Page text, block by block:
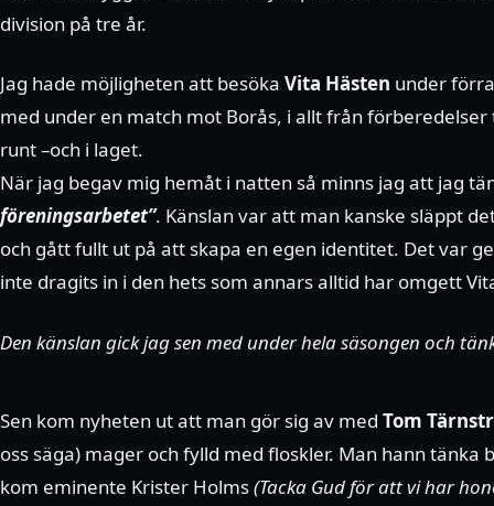
division på tre år.
Jag hade möjligheten att besöka Vita Hästen under
med under en match mot Borås, i allt från
runt –och i laget.
När jag begav mig hemåt i natten så minns jag att jag
föreningsarbetet”. Känslan var att man kanske släppt
och gått fullt ut på att skapa en egen identitet. Det var
inte dragits in i den hets som annars alltid har omgett
Den känslan gick jag sen med under hela säsongen och
Sen kom nyheten ut att man gör sig av med Tom
oss säga) mager och fylld med floskler. Man hann
kom eminente Krister Holms(Tacka Gud för att vi har